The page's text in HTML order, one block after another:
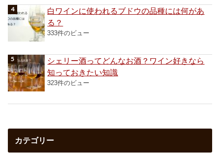
白ワインに使われるブドウの品種には何があ
る？
333件のビュー
シェリー酒ってどんなお酒？ワイン好きなら
知っておきたい知識
323件のビュー
カテゴリー